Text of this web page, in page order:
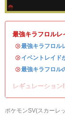
最強キラフロルレ
・最強キラフロル
・ イベントレイド
・最強キラフロル
レギュレーションI
ポケモンSV(スカーレ